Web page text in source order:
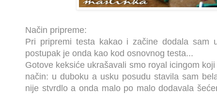
Način pripreme:
Pri pripremi testa kakao i začine dodala sam
postupak je onda kao kod osnovnog testa...
Gotove keksiće ukrašavali smo royal icingom
način: u duboku a usku posudu stavila sam
nije stvrdlo a onda malo po malo dodavala